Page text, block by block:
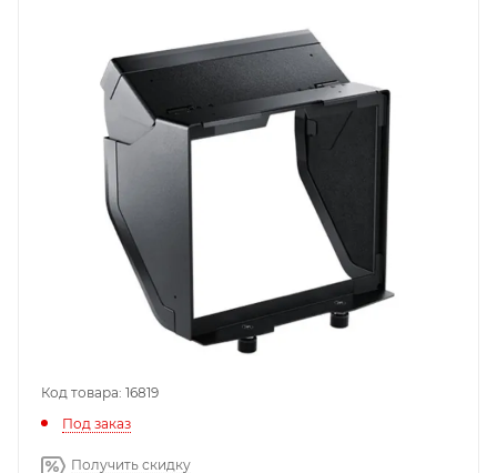
Код товара: 16819
Под заказ
Получить скидку